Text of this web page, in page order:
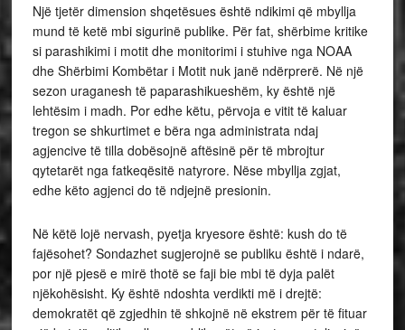
Një tjetër dimension shqetësues është ndikimi që mbyllja
mund të ketë mbi sigurinë publike. Për fat, shërbime kritike
si parashikimi i motit dhe monitorimi i stuhive nga NOAA
dhe Shërbimi Kombëtar i Motit nuk janë ndërprerë. Në një
sezon uraganesh të paparashikueshëm, ky është një
lehtësim i madh. Por edhe këtu, përvoja e vitit të kaluar
tregon se shkurtimet e bëra nga administrata ndaj
agjencive të tilla dobësojnë aftësinë për të mbrojtur
qytetarët nga fatkeqësitë natyrore. Nëse mbyllja zgjat,
edhe këto agjenci do të ndjejnë presionin.
Në këtë lojë nervash, pyetja kryesore është: kush do të
fajësohet? Sondazhet sugjerojnë se publiku është i ndarë,
por një pjesë e mirë thotë se faji bie mbi të dyja palët
njëkohësisht. Ky është ndoshta verdikti më i drejtë:
demokratët që zgjedhin të shkojnë në ekstrem për të fituar